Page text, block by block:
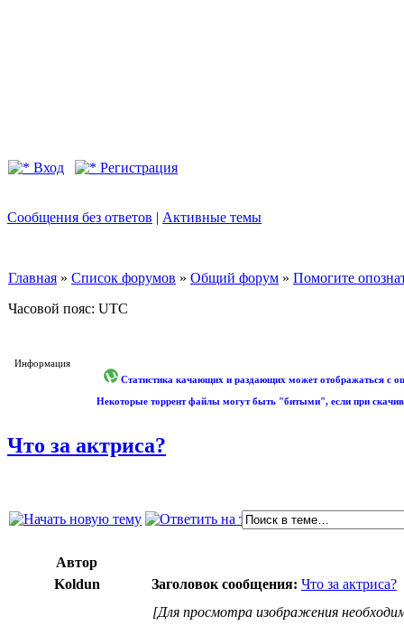
Вход Регистрация
Сообщения без ответов | Активные темы
Главная » Список форумов » Общий форум » Помогите
Часовой пояс: UTC
Информация
Статистика качающих и раздающих может отображаться с
Некоторые торрент файлы могут быть "битыми", если при
Что за актриса?
Автор
Koldun
Заголовок сообщения: Что за актриса?
[Для просмотра изображения